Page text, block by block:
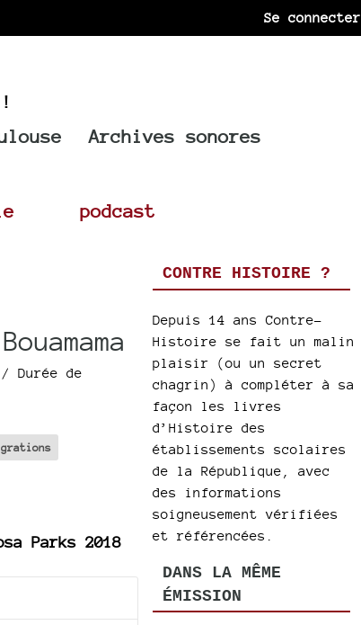
Se connecter
Archives sonores
podcast
/ Durée de
Parks 2018
CONTRE HISTOIRE ?
Depuis 14 ans Contre-
Histoire se fait un malin
plaisir (ou un secret
chagrin) à compléter à sa
façon les livres
d’Histoire des
établissements scolaires
de la République, avec
des informations
soigneusement vérifiées
et référencées.
DANS LA MÊME
ÉMISSION